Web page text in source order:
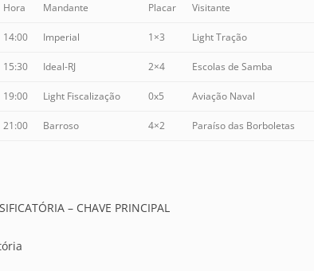
Hora Mandante Placar Visitante
14:00 Imperial 1×3 Light Tração
15:30 Ideal-RJ 2×4 Escolas de Samba
19:00 Light Fiscalização 0x5 Aviação Naval
21:00 Barroso 4×2 Paraíso das Borboletas
– CHAVE PRINCIPAL